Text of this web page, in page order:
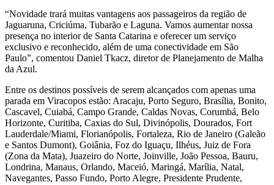
“Novidade trará muitas vantagens aos passageiros da região de
Jaguaruna, Criciúma, Tubarão e Laguna. Vamos aumentar nossa
presença no interior de Santa Catarina e oferecer um serviço
exclusivo e reconhecido, além de uma conectividade em São
Paulo”, comentou Daniel Tkacz, diretor de Planejamento de Malha
da Azul.
Entre os destinos possíveis de serem alcançados com apenas uma
parada em Viracopos estão: Aracaju, Porto Seguro, Brasília, Bonito,
Cascavel, Cuiabá, Campo Grande, Caldas Novas, Corumbá, Belo
Horizonte, Curitiba, Caxias do Sul, Divinópolis, Dourados, Fort
Lauderdale/Miami, Florianópolis, Fortaleza, Rio de Janeiro (Galeão
e Santos Dumont), Goiânia, Foz do Iguaçu, Ilhéus, Juiz de Fora
(Zona da Mata), Juazeiro do Norte, Joinville, João Pessoa, Bauru,
Londrina, Manaus, Orlando, Maceió, Maringá, Marília, Natal,
Navegantes, Passo Fundo, Porto Alegre, Presidente Prudente,